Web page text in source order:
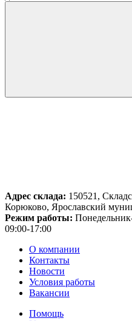
Адрес склада: 150521,
Корюково, Ярославский
Режим работы:
09:00-17:00
О компании
Контакты
Новости
Условия работы
Вакансии
Помощь